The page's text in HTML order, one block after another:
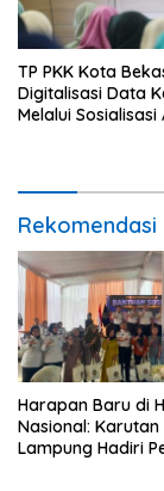
TP PKK Kota
Digitalisasi Data
Melalui Sosialisasi
Rekomendasi
Harapan Baru di
Nasional:
Lampung Hadiri